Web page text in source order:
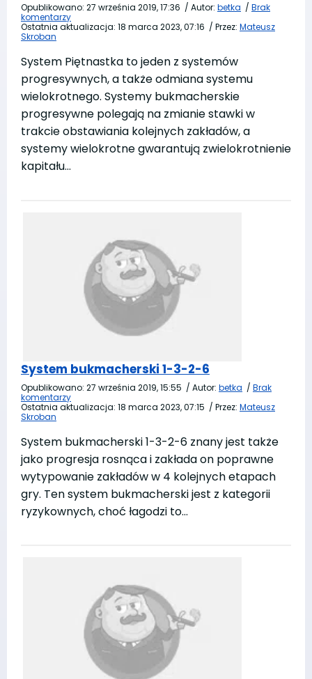
Opublikowano: 27 września 2019, 17:36 / Autor: betka / Brak
komentarzy
Ostatnia aktualizacja: 18 marca 2023, 07:16 / Przez: Mateusz
Skroban
System Piętnastka to jeden z systemów
progresywnych, a także odmiana systemu
wielokrotnego. Systemy bukmacherskie
progresywne polegają na zmianie stawki w
trakcie obstawiania kolejnych zakładów, a
systemy wielokrotne gwarantują zwielokrotnienie
kapitału…
System bukmacherski 1-3-2-6
Opublikowano: 27 września 2019, 15:55 / Autor: betka / Brak
komentarzy
Ostatnia aktualizacja: 18 marca 2023, 07:15 / Przez: Mateusz
Skroban
System bukmacherski 1-3-2-6 znany jest także
jako progresja rosnąca i zakłada on poprawne
wytypowanie zakładów w 4 kolejnych etapach
gry. Ten system bukmacherski jest z kategorii
ryzykownych, choć łagodzi to…